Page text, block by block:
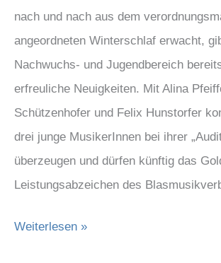
nach und nach aus dem
angeordneten Winterschlaf erwacht,
Nachwuchs- und Jugendbereich
erfreuliche Neuigkeiten. Mit Alina
Schützenhofer und Felix Hunstorfer
drei junge MusikerInnen bei ihrer
überzeugen und dürfen künftig das
Leistungsabzeichen des
Weiterlesen »